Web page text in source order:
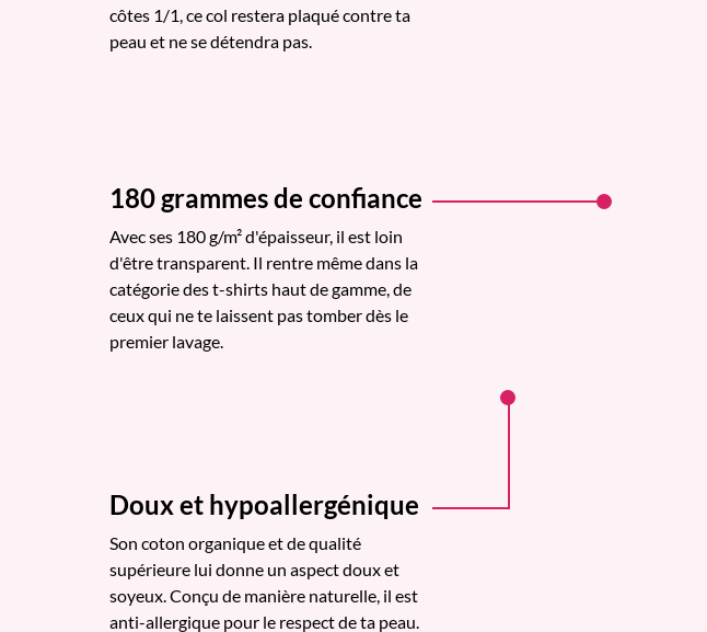
côtes 1/1, ce col restera plaqué contre ta
peau et ne se détendra pas.
180 grammes de confiance
Avec ses 180 g/m² d'épaisseur, il est loin
d'être transparent. Il rentre même dans la
catégorie des t-shirts haut de gamme, de
ceux qui ne te laissent pas tomber dès le
premier lavage.
Doux et hypoallergénique
Son coton organique et de qualité
supérieure lui donne un aspect doux et
soyeux. Conçu de manière naturelle, il est
anti-allergique pour le respect de ta peau.